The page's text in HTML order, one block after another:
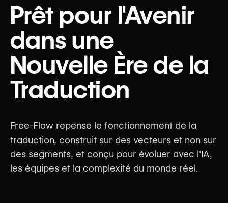
Prêt pour l'Avenir
dans une
Nouvelle Ère de la
Traduction
Free-Flow repense le fonctionnement de la
traduction, construit sur des vecteurs et non sur
des segments, et conçu pour évoluer avec l'IA,
les équipes et la complexité du monde réel.